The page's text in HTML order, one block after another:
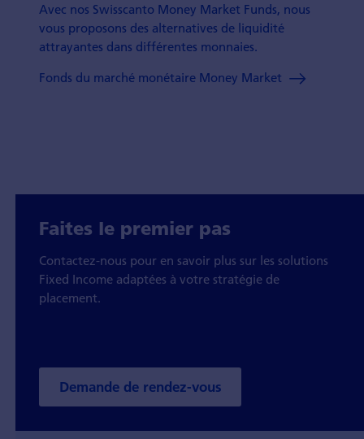
Avec nos Swisscanto Money Market Funds, nous
vous proposons des alternatives de liquidité
attrayantes dans différentes monnaies.
Fonds du marché monétaire Money Market
Faites le premier pas
Contactez-nous pour en savoir plus sur les solutions
Fixed Income adaptées à votre stratégie de
placement.
Demande de rendez-vous